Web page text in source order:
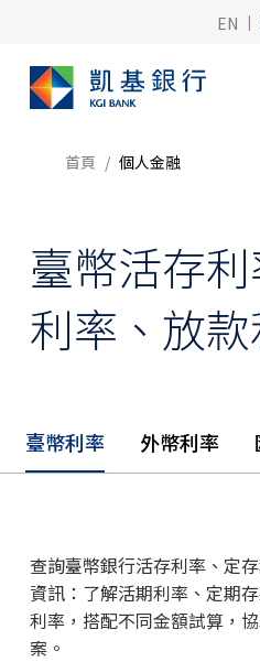
EN |
個人金融 法人金融
信用卡
貸款
產品介紹
歷史利率查詢
數位存款帳戶
首頁 個人金融
臺幣活存
利率、放
臺幣利率 外幣利率
查詢臺幣銀行活存利率、定
資訊：了解活期利率、定期
利率，搭配不同金額試算，
案。